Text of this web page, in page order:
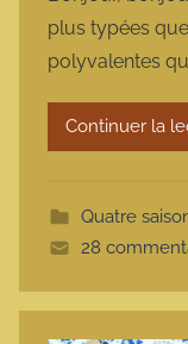
plus typées
polyvalentes
Continuer la
Quatre
28